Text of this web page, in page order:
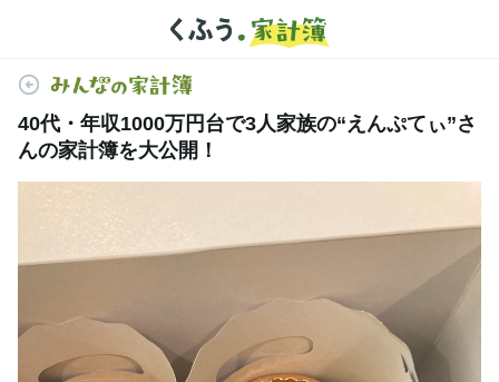
40代・年収1000万円台で3人家族の“えんぷてぃ”さ
んの家計簿を大公開！